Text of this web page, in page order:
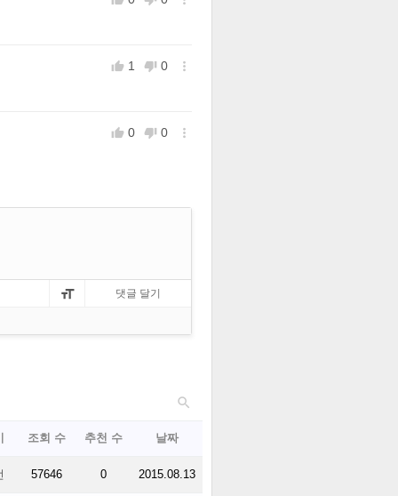
 1  0 
 0  0 


조회 수 추천 수 날짜
57646 0 2015.08.13